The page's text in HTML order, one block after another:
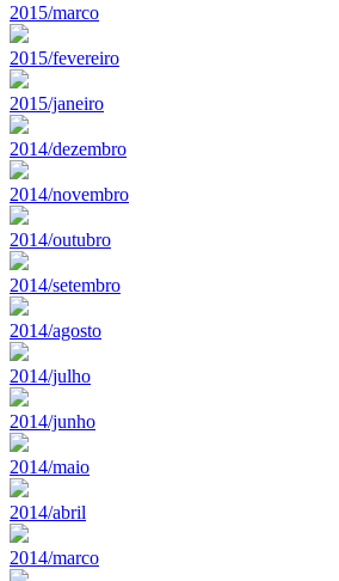
2015/marco
2015/fevereiro
2015/janeiro
2014/dezembro
2014/novembro
2014/outubro
2014/setembro
2014/agosto
2014/julho
2014/junho
2014/maio
2014/abril
2014/marco